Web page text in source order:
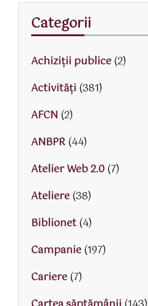
Categorii
Achiziții publice(2)
Activităţi (381)
AFCN (2)
ANBPR(44)
Atelier Web 2.0(7)
Ateliere(38)
Biblionet(4)
Campanie(197)
Cariere(7)